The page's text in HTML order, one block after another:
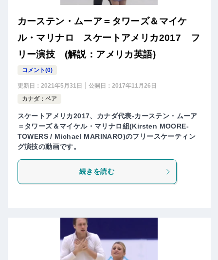
カーステン・ムーア＝タワーズ＆マイケ
ル・マリナロ スケートアメリカ2017 フ
リー演技 (解説：アメリカ英語)
コメント(0)
更新日： 2021年5月31日 公開日： 2017年11月26日
カナダ：ペア
スケートアメリカ2017、カナダ代表-カーステン・ムーア
＝タワーズ＆マイケル・マリナロ組(Kirsten MOORE-
TOWERS / Michael MARINARO)のフリースケーティン
グ演技の動画です。
続きを読む